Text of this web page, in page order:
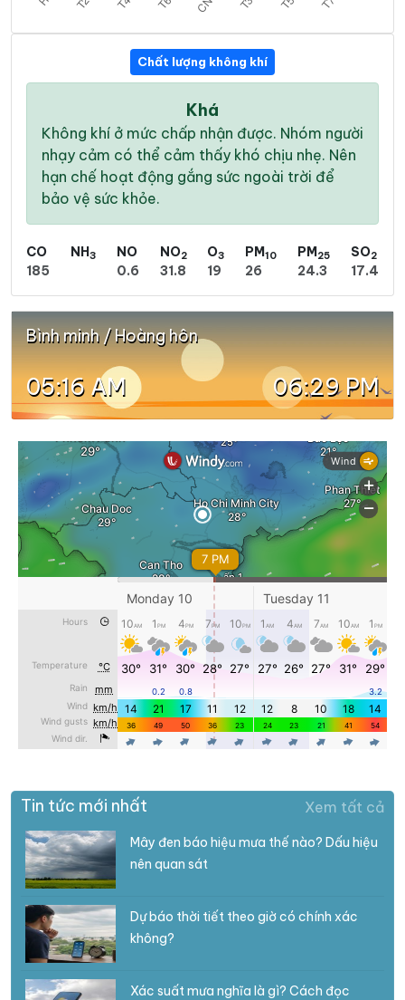
Chất lượng không khí
Khá
Không khí ở mức chấp nhận được. Nhóm người
nhạy cảm có thể cảm thấy khó chịu nhẹ. Nên
hạn chế hoạt động gắng sức ngoài trời để
bảo vệ sức khỏe.
CO
185
NH3
NO
0.6
NO2
31.8
O3
19
PM10
26
PM25
24.3
SO2
17.4
Bình minh / Hoàng hôn
05:16 AM 06:29 PM
Tin tức mới nhất Xem tất cả
Mây đen báo hiệu mưa thế nào? Dấu hiệu
nên quan sát
Dự báo thời tiết theo giờ có chính xác
không?
Xác suất mưa nghĩa là gì? Cách đọc